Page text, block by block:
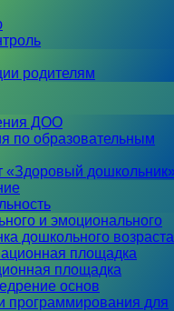
родителям
ДОО
по образовательным
«Здоровый
и эмоционального
дошкольного возраста
площадка
площадка
основ
программирования для